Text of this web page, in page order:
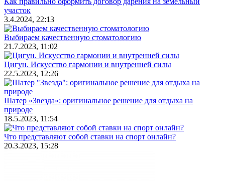
участок
3.4.2024, 22:13
Выбираем качественную стоматологию
21.7.2023, 11:02
Цигун. Искусство гармонии и внутренней силы
22.5.2023, 12:26
Шатер «Звезда»: оригинальное решение для отдыха на
природе
18.5.2023, 11:54
Что представляют собой ставки на спорт онлайн?
20.3.2023, 15:28